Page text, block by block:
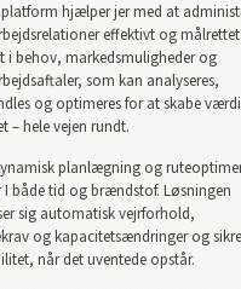
platform hjælper jer med at
effektivt og
i behov, markedsmuligheder og
som kan analyseres,
og optimeres for at skabe
– hele vejen rundt.
planlægning og
I både tid og brændstof. Løsningen
sig automatisk vejrforhold,
og kapacitetsændringer og
når det uventede opstår.